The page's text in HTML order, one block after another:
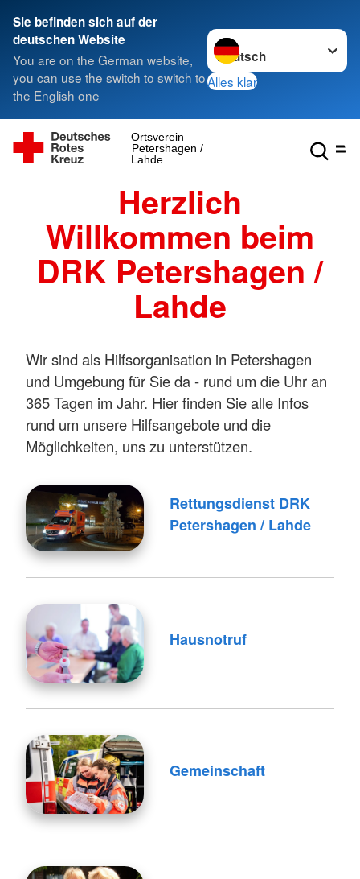
Sie befinden sich auf der
deutschen Website
You are on the German website,
you can use the switch to switch to
the English one
Sprache wechseln zu
Alles klar
Lahde
Petershagen /
Ortsverein
Herzlich
Willkommen beim
DRK Petershagen /
Lahde
Wir sind als Hilfsorganisation in Petershagen
und Umgebung für Sie da - rund um die Uhr an
365 Tagen im Jahr. Hier finden Sie alle Infos
rund um unsere Hilfsangebote und die
Möglichkeiten, uns zu unterstützen.
Rettungsdienst DRK
Petershagen / Lahde
Hausnotruf
Gemeinschaft